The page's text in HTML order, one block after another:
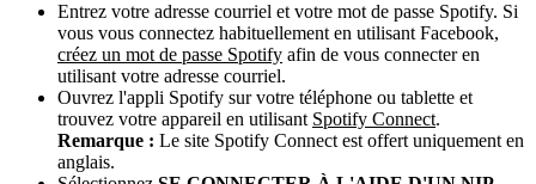
Entrez votre adresse courriel et votre mot de passe Spotify. Si
vous vous connectez habituellement en utilisant Facebook,
créez un mot de passe Spotify afin de vous connecter en
utilisant votre adresse courriel.
Ouvrez l'appli Spotify sur votre téléphone ou tablette et
trouvez votre appareil en utilisant Spotify Connect.
Remarque : Le site Spotify Connect est offert uniquement en
anglais.